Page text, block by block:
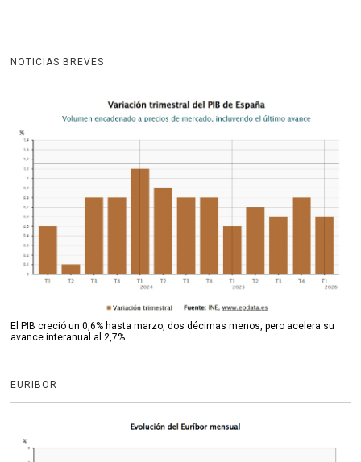
NOTICIAS BREVES
El PIB creció un 0,6% hasta marzo, dos décimas menos, pero acelera su
avance interanual al 2,7%
EURIBOR